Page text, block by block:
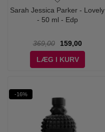
Sarah Jessica Parker - Lovely
- 50 ml - Edp
369,00
159,00
LÆG I KURV
-16%